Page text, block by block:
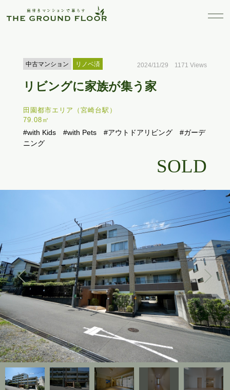
中古マンション リノベ済 2024/11/29 1171 Views
リビングに家族が集う家
田園都市エリア（宮崎台駅）
79.08㎡
#with Kids #with Pets #アウトドアリビング
#ガーデ
ニング
SOLD